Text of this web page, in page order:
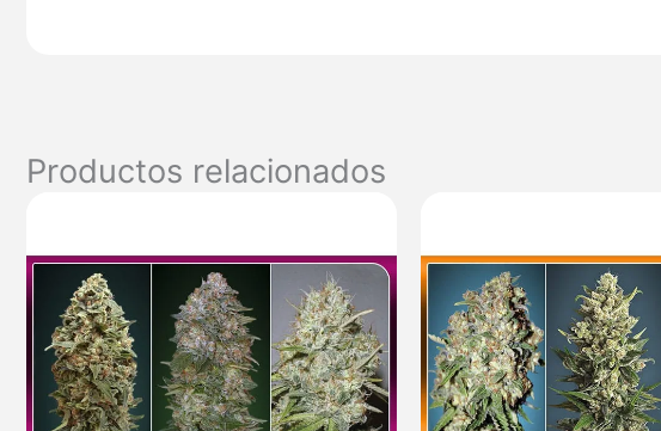
Productos relacionados